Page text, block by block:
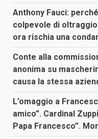
Anthony Fauci:
colpevole di
ora rischia una
Conte alla
anonima su
causa la stessa
L’omaggio a
amico”. Cardinal
Papa Francesco”.